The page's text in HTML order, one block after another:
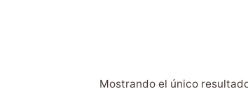
Mostrando el único